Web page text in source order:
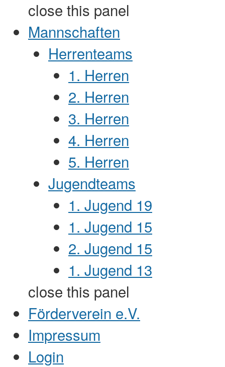
close this panel
Mannschaften
Herrenteams
1. Herren
2. Herren
3. Herren
4. Herren
5. Herren
Jugendteams
1. Jugend 19
1. Jugend 15
2. Jugend 15
1. Jugend 13
close this panel
Förderverein e.V.
Impressum
Login